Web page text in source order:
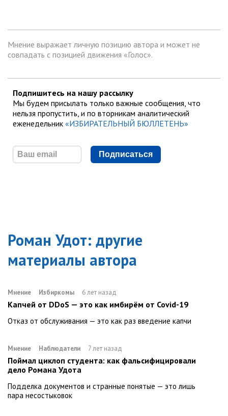
Мнение выражает личную позицию автора и может не
совпадать с позицией движения «Голос».
Подпишитесь на нашу рассылку
Мы будем присылать только важные сообщения, что
нельзя пропустить, и по вторникам аналитический
еженедельник «ИЗБИРАТЕЛЬНЫЙ БЮЛЛЕТЕНЬ»
Подписаться
Роман Удот: другие
материалы автора
Мнение Избиркомы 6 лет назад
Капчей от DDoS — это как имбирём от Covid-19
Отказ от обслуживания — это как раз введение капчи
Мнение Наблюдатели 7 лет назад
Поймал циклоп студента: как фальсифицировали
дело Романа Удота
Подделка документов и странные понятые — это лишь
пара несостыковок